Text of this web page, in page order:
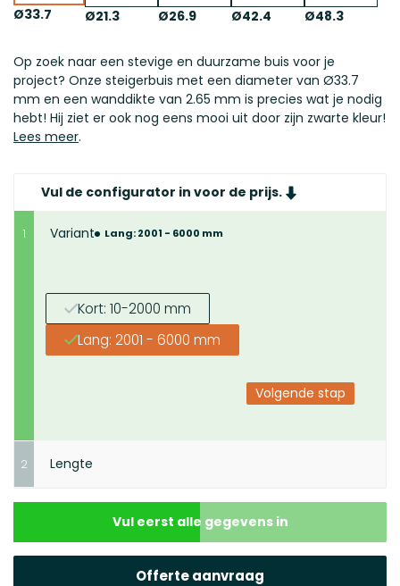
Ø33.7 Ø21.3 Ø26.9 Ø42.4 Ø48.3
Op zoek naar een stevige en duurzame buis voor je
project? Onze steigerbuis met een diameter van Ø33.7
mm en een wanddikte van 2.65 mm is precies wat je nodig
hebt! Hij ziet er ook nog eens mooi uit door zijn zwarte kleur!
Lees meer.
Vul de configurator in voor de prijs.
1 Variant Lang: 2001 - 6000 mm
Kort: 10-2000 mm
Lang: 2001 - 6000 mm
Volgende stap
2 Lengte
Vul eerst alle gegevens in
Offerte aanvraag